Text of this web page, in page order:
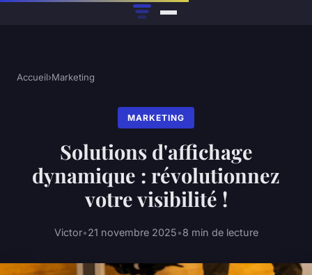
Accueil›Marketing
MARKETING
Solutions d'affichage
dynamique : révolutionnez
votre visibilité !
Victor•21 novembre 2025•8 min de lecture